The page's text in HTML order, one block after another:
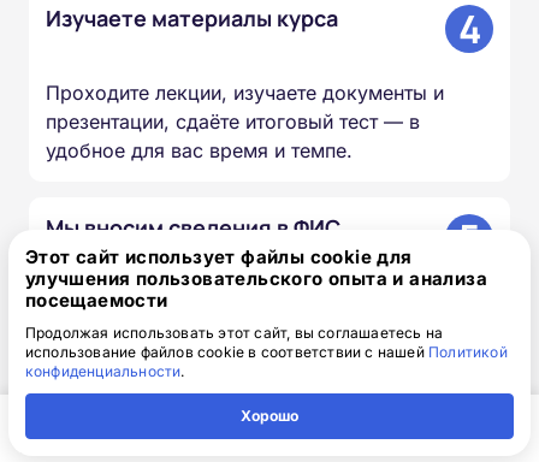
Изучаете материалы курса 4
Проходите лекции, изучаете документы и
презентации, сдаёте итоговый тест — в
удобное для вас время и темпе.
Мы вносим сведения в ФИС
ФРДО
5
Информация о выданных удостоверениях и
дипломах передаётся в федеральный реестр в
течение 20–60 дней.
Этот сайт использует файлы cookie для
улучшения пользовательского опыта и анализа
посещаемости
Продолжая использовать этот сайт, вы соглашаетесь на
использование файлов cookie в соответствии с нашей Политикой
конфиденциальности.
Хорошо